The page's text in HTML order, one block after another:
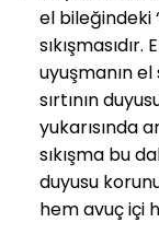
el bileğindeki
uyuşmanın el
sırtının
yukarısında
sıkışma bu
duyusu
hem avuç içi